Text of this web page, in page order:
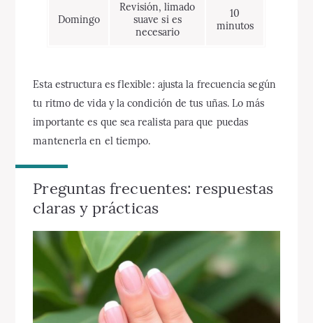
Domingo
Revisión, limado
suave si es
necesario
10
minutos
Esta estructura es flexible: ajusta la frecuencia según
tu ritmo de vida y la condición de tus uñas. Lo más
importante es que sea realista para que puedas
mantenerla en el tiempo.
Preguntas frecuentes: respuestas
claras y prácticas